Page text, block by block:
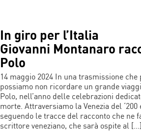
In giro per l’Italia
Giovanni Montanaro
Polo
14 maggio 2024 In una trasmissione
possiamo non ricordare un grande
Polo, nell’anno delle celebrazioni
morte. Attraversiamo la Venezia del
seguendo le tracce del racconto che ne
scrittore veneziano, che sarà ospite al […]